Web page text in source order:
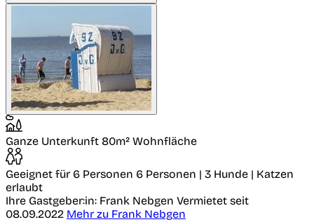
Ganze Unterkunft 80m² Wohnfläche
Geeignet für 6 Personen 6 Personen | 3 Hunde | Katzen
erlaubt
Ihre Gastgeber:in: Frank Nebgen Vermietet seit
08.09.2022 Mehr zu Frank Nebgen